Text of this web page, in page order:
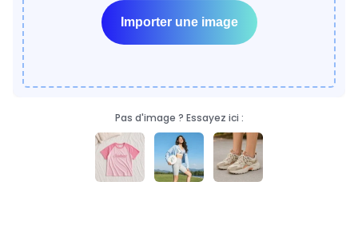
Importer une image
Pas d'image ? Essayez ici :